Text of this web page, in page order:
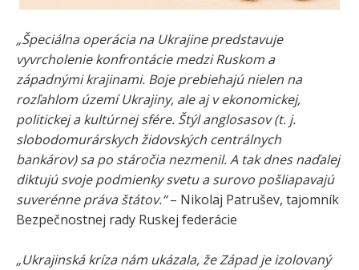
„Špeciálna operácia na Ukrajine predstavuje
vyvrcholenie konfrontácie medzi Ruskom a
západnými krajinami. Boje prebiehajú nielen na
rozľahlom území Ukrajiny, ale aj v ekonomickej,
politickej a kultúrnej sfére. Štýl anglosasov (t. j.
slobodomurárskych židovských centrálnych
bankárov) sa po stáročia nezmenil. A tak dnes naďalej
diktujú svoje podmienky svetu a surovo pošliapavajú
suverénne práva štátov.“– Nikolaj Patrušev, tajomník
Bezpečnostnej rady Ruskej federácie
„Ukrajinská kríza nám ukázala, že Západ je izolovaný